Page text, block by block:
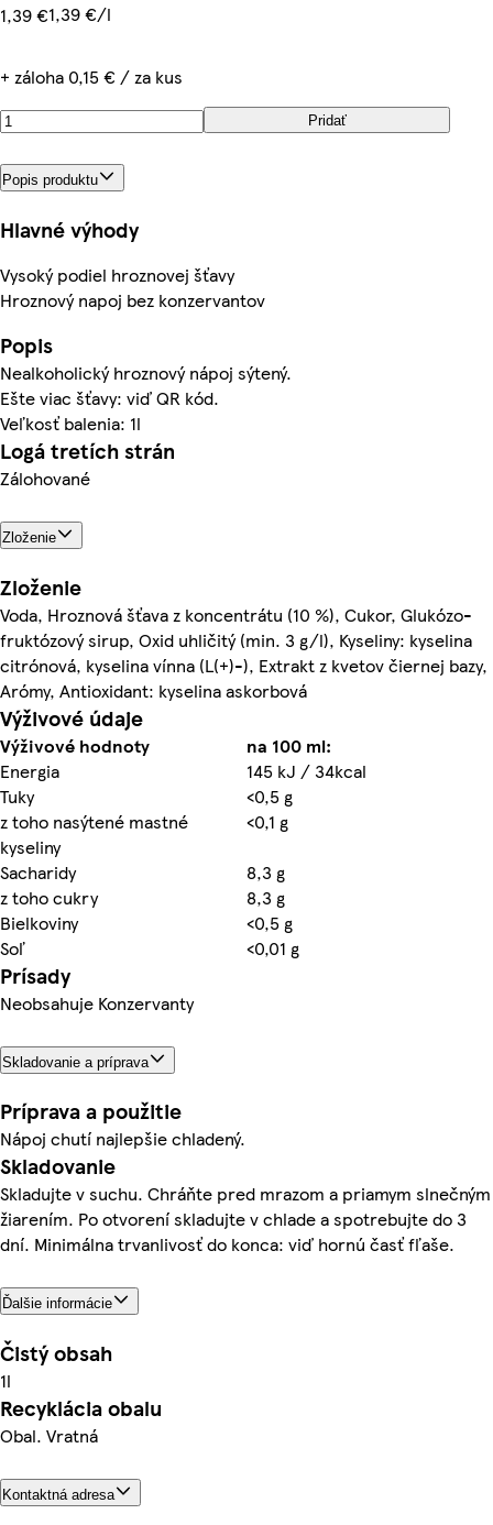
1,39 €1,39 €/l
+ záloha 0,15 € / za kus
Pridať
Popis produktu
Hlavné výhody
Vysoký podiel hroznovej šťavy
Hroznový napoj bez konzervantov
Popis
Nealkoholický hroznový nápoj sýtený.
Ešte viac šťavy: viď QR kód.
Veľkosť balenia: 1l
Logá tretích strán
Zálohované
Zloženie
Zloženie
Voda, Hroznová šťava z koncentrátu (10 %), Cukor, Glukózo-
fruktózový sirup, Oxid uhličitý (min. 3 g/l), Kyseliny: kyselina
citrónová, kyselina vínna (L(+)-), Extrakt z kvetov čiernej bazy,
Arómy, Antioxidant: kyselina askorbová
Výživové údaje
Výživové hodnoty
na 100 ml:
Energia
145 kJ / 34kcal
Tuky
<0,5 g
z toho nasýtené mastné
kyseliny
<0,1 g
Sacharidy
8,3 g
z toho cukry
8,3 g
Bielkoviny
<0,5 g
Soľ
<0,01 g
Prísady
Neobsahuje Konzervanty
Skladovanie a príprava
Príprava a použitie
Nápoj chutí najlepšie chladený.
Skladovanie
Skladujte v suchu. Chráňte pred mrazom a priamym slnečným
žiarením. Po otvorení skladujte v chlade a spotrebujte do 3
dní. Minimálna trvanlivosť do konca: viď hornú časť fľaše.
Ďalšie informácie
Čistý obsah
1l
Recyklácia obalu
Obal. Vratná
Kontaktná adresa